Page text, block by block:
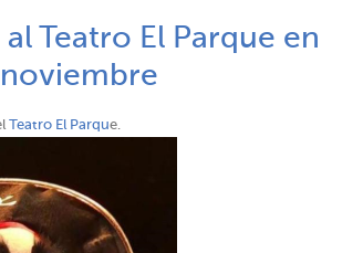
Teatro El Parque en
noviembre
Teatro El Parque.